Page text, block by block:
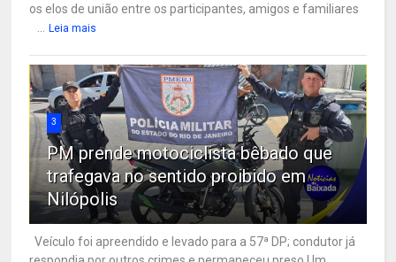
os elos de união entre os participantes, amigos e familiares
Leia mais
3
PM prende motociclista bêbado que
trafegava no sentido proibido em
Nilópolis
Veículo foi apreendido e levado para a 57ª DP; condutor já